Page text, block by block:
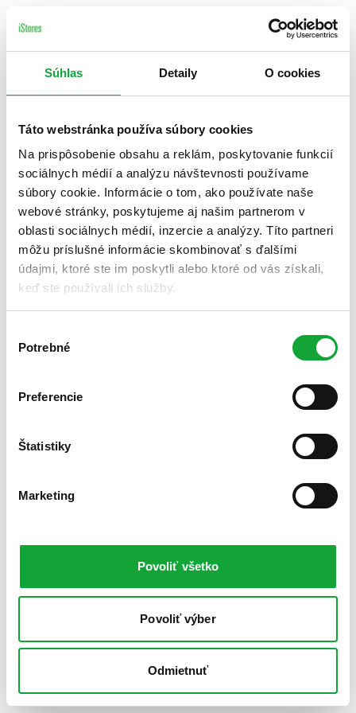
Súhlas Detaily O cookies
Táto webstránka používa súbory cookies
Na prispôsobenie obsahu a reklám, poskytovanie funkcií
sociálnych médií a analýzu návštevnosti používame
súbory cookie. Informácie o tom, ako používate naše
webové stránky, poskytujeme aj našim partnerom v
oblasti sociálnych médií, inzercie a analýzy. Títo partneri
môžu príslušné informácie skombinovať s ďalšími
údajmi, ktoré ste im poskytli alebo ktoré od vás získali,
keď ste používali ich služby.
súhlasu
Potrebné
Preferencie
Štatistiky
Marketing
Povoliť všetko
Povoliť výber
Odmietnuť